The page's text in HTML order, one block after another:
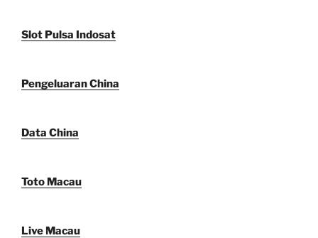
Slot Pulsa Indosat
Pengeluaran China
Data China
Toto Macau
Live Macau